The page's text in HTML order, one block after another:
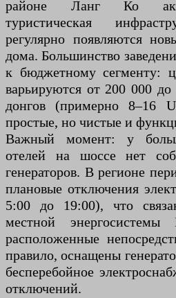
районе Ланг Ко
туристическая
регулярно появляются
дома. Большинство
к бюджетному сегменту:
варьируются от 200 000
донгов (примерно 8–16
простые, но чистые и
Важный момент: у
отелей на шоссе нет
генераторов. В регионе
плановые отключения
5:00 до 19:00), что
местной энергосистемы
расположенные
правило, оснащены
бесперебойное
отключений.